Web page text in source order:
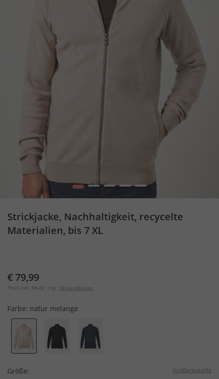
1 2 3 4 5
Strickjacke, Nachhaltigkeit, recycelte
Materialien, bis 7 XL
€ 79,99
Preis inkl. MwSt. zzgl. Versandkosten
Farbe: natur melange
Größe: Größentabelle